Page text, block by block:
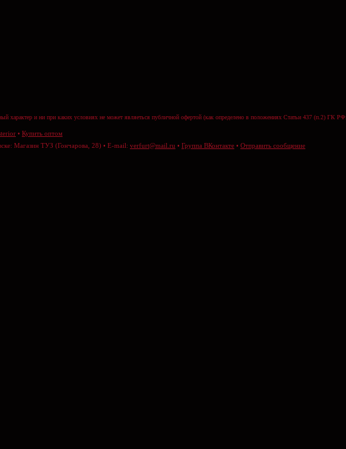
характер и ни при каких условиях не может являеться публичной офертой (как определено в положениях Статьи 437 (п.2) ГК РФ.
• Купить оптом
Магазин ТУЗ (Гончарова, 28) • E-mail: verfurt@mail.ru • Группа ВКонтакте • Отправить сообщение